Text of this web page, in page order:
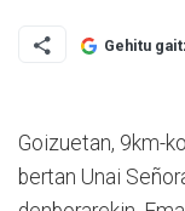
Gehitu
Goizuetan, 9km-
bertan Unai